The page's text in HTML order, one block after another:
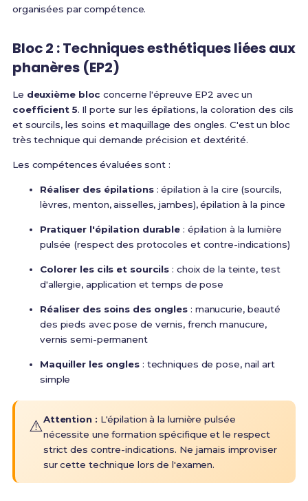
organisées par compétence.
Bloc 2 : Techniques esthétiques liées aux
phanères (EP2)
Le deuxième bloc concerne l'épreuve EP2 avec un
coefficient 5. Il porte sur les épilations, la coloration des cils
et sourcils, les soins et maquillage des ongles. C'est un bloc
très technique qui demande précision et dextérité.
Les compétences évaluées sont :
Réaliser des épilations: épilation à la cire (sourcils,
lèvres, menton, aisselles, jambes), épilation à la pince
Pratiquer l'épilation durable : épilation à la lumière
pulsée (respect des protocoles et contre-indications)
Colorer les cils et sourcils : choix de la teinte, test
d'allergie, application et temps de pose
Réaliser des soins des ongles : manucurie, beauté
des pieds avec pose de vernis, french manucure,
vernis semi-permanent
Maquiller les ongles: techniques de pose, nail art
simple
⚠️Attention : L'épilation à la lumière pulsée
nécessite une formation spécifique et le respect
strict des contre-indications. Ne jamais improviser
sur cette technique lors de l'examen.